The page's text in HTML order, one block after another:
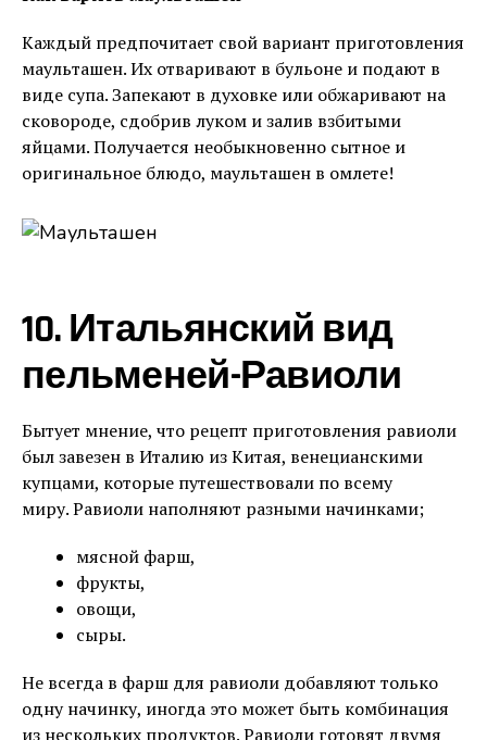
Каждый предпочитает свой вариант приготовления
маульташен. Их отваривают в бульоне и подают в
виде супа. Запекают в духовке или обжаривают на
сковороде, сдобрив луком и залив взбитыми
яйцами. Получается необыкновенно сытное и
оригинальное блюдо, маульташен в омлете!
10. Итальянский вид
пельменей-Равиоли
Бытует мнение, что рецепт приготовления равиоли
был завезен в Италию из Китая, венецианскими
купцами, которые путешествовали по всему
миру. Равиоли наполняют разными начинками;
мясной фарш,
фрукты,
овощи,
сыры.
Не всегда в фарш для равиоли добавляют только
одну начинку, иногда это может быть комбинация
из нескольких продуктов. Равиоли готовят двумя